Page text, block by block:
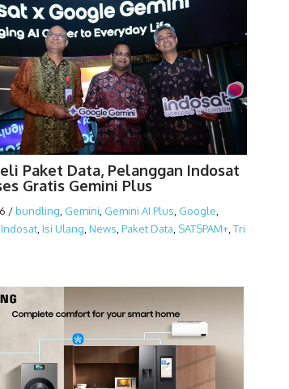
Paket Data, Pelanggan Indosat
Gratis Gemini Plus
/bundling Gemini Gemini AI Plus Google
Indosat, Isi Ulang News Paket Data SATSPAM+, Tri